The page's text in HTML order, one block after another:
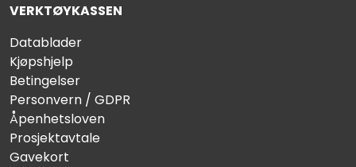
VERKTØYKASSEN
Datablader
Kjøpshjelp
Betingelser
Personvern / GDPR
Åpenhetsloven
Prosjektavtale
Gavekort